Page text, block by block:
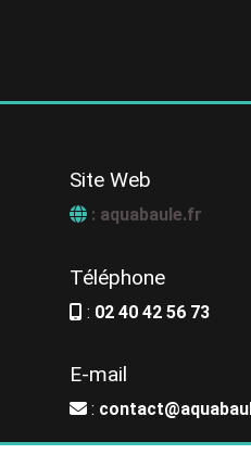
Site Web
: aquabaule.fr
Téléphone
: 02 40 42 56 73
E-mail
: